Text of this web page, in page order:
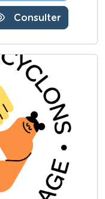
Consulter